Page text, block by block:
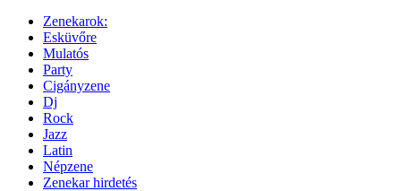
Zenekarok:
Esküvőre
Mulatós
Party
Cigányzene
Dj
Rock
Jazz
Latin
Népzene
Zenekar hirdetés